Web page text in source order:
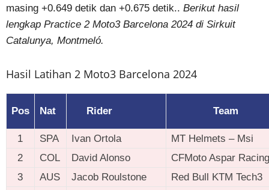
masing +0.649 detik dan +0.675 detik.. Berikut hasil
lengkap Practice 2 Moto3 Barcelona 2024 di Sirkuit
Catalunya, Montmeló.
Hasil Latihan 2 Moto3 Barcelona 2024
Pos Nat Rider Team
1 SPA Ivan Ortola
MT Helmets – Msi
2
COL David Alonso
CFMoto Aspar Racing
3
AUS Jacob Roulstone
Red Bull KTM Tech3